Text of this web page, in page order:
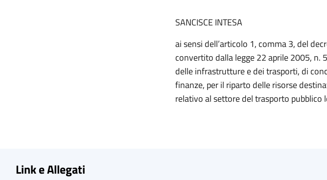
SANCISCE INTESA
ai sensi dell’articolo 1, comma 3, del
convertito dalla legge 22 aprile 2005, n.
delle infrastrutture e dei trasporti, di
finanze, per il riparto delle risorse
relativo al settore del trasporto pubblico
Link e Allegati